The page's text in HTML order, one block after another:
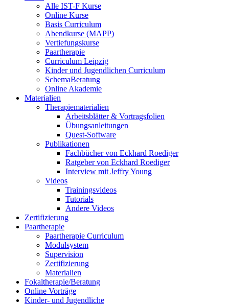
Alle IST-F Kurse
Online Kurse
Basis Curriculum
Abendkurse (MAPP)
Vertiefungskurse
Paartherapie
Curriculum Leipzig
Kinder und Jugendlichen Curriculum
SchemaBeratung
Online Akademie
Materialien
Therapiematerialien
Arbeitsblätter & Vortragsfolien
Übungsanleitungen
Quest-Software
Publikationen
Fachbücher von Eckhard Roediger
Ratgeber von Eckhard Roediger
Interview mit Jeffry Young
Videos
Trainingsvideos
Tutorials
Andere Videos
Zertifizierung
Paartherapie
Paartherapie Curriculum
Modulsystem
Supervision
Zertifizierung
Materialien
Fokaltherapie/Beratung
Online Vorträge
Kinder- und Jugendliche